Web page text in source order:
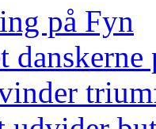
på Fyn